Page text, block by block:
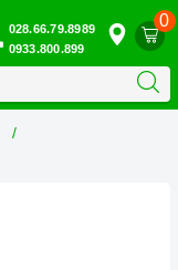
0
028.66.79.8989
0933.800.899